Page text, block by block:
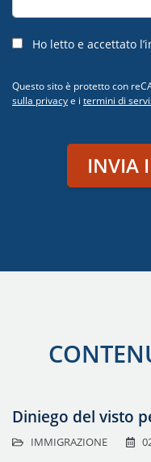
Ho letto e accettato
Questo sito è protetto con
sulla privacye i termini di
INVIA
Diniego del visto
IMMIGRAZIONE